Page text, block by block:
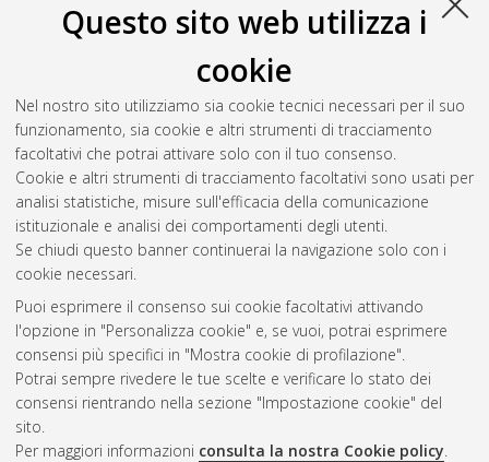
Questo sito web utilizza i
cookie
Nel nostro sito utilizziamo sia cookie tecnici necessari per il suo
funzionamento, sia cookie e altri strumenti di tracciamento
facoltativi che potrai attivare solo con il tuo consenso.
Cookie e altri strumenti di tracciamento facoltativi sono usati per
analisi statistiche, misure sull'efficacia della comunicazione
istituzionale e analisi dei comportamenti degli utenti.
Se chiudi questo banner continuerai la navigazione solo con i
cookie necessari.
Puoi esprimere il consenso sui cookie facoltativi attivando
l'opzione in "Personalizza cookie" e, se vuoi, potrai esprimere
consensi più specifici in "Mostra cookie di profilazione".
Potrai sempre rivedere le tue scelte e verificare lo stato dei
consensi rientrando nella sezione "Impostazione cookie" del
sito.
Per maggiori informazioni consulta la nostra Cookie policy.
Gestione del documento:
Atom
Rss 1.0
Rss 2.0
ISSN: 2038-7946